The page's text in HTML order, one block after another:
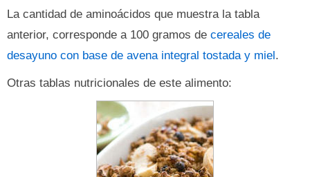
La cantidad de aminoácidos que muestra la tabla
anterior, corresponde a 100 gramos de cereales de
desayuno con base de avena integral tostada y miel.
Otras tablas nutricionales de este alimento: